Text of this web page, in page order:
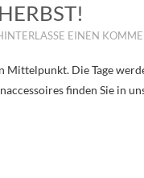
EINEN
Mittelpunkt. Die Tage
finden Sie in